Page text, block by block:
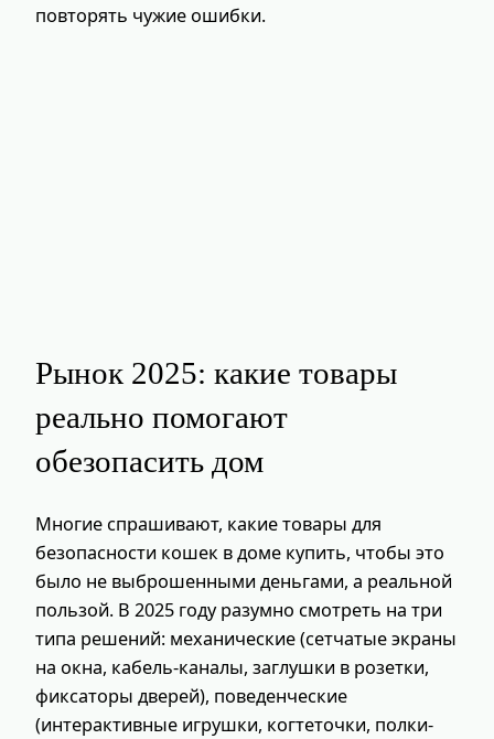
повторять чужие ошибки.
Рынок 2025: какие товары
реально помогают
обезопасить дом
Многие спрашивают, какие товары для
безопасности кошек в доме купить, чтобы это
было не выброшенными деньгами, а реальной
пользой. В 2025 году разумно смотреть на три
типа решений: механические (сетчатые экраны
на окна, кабель-каналы, заглушки в розетки,
фиксаторы дверей), поведенческие
(интерактивные игрушки, когтеточки, полки-